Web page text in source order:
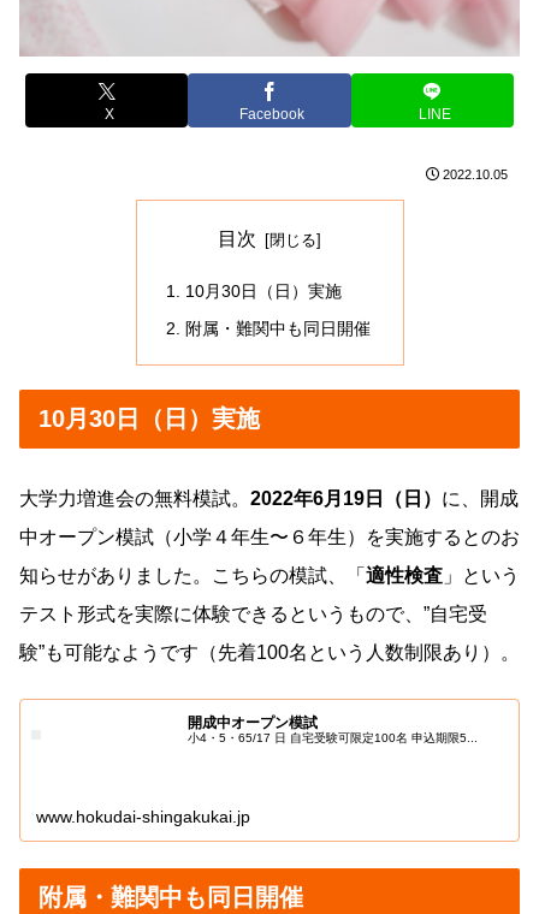
X Facebook LINE
2022.10.05
目次
10月30日（日）実施
附属・難関中も同日開催
10月30日（日）実施
大学力増進会の無料模試。 2022年6月19日（日） に、開成
中オープン模試（小学４年生〜６年生）を実施するとのお
知らせがありました。こちらの模試、「 適性検査 」という
テスト形式を実際に体験できるというもので、”自宅受
験”も可能なようです（先着100名という人数制限あり）。
開成中オープン模試
小4・5・65/17 日 自宅受験可限定100名 申込期限5...
www.hokudai-shingakukai.jp
附属・難関中も同日開催